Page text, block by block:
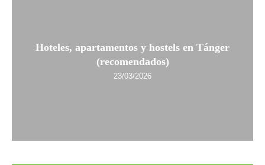
Hoteles, apartamentos y hostels en Tánger
(recomendados)
23/03/2026